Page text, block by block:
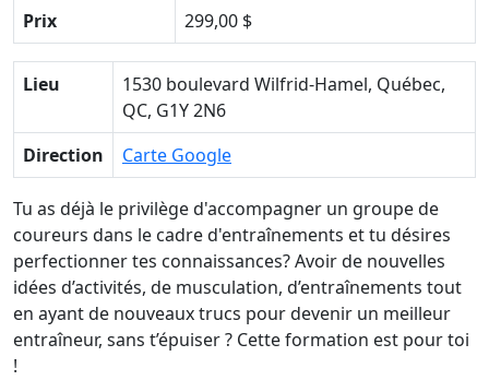
Prix
299,00 $
Lieu
1530 boulevard Wilfrid-Hamel, Québec,
QC, G1Y 2N6
Direction
Carte Google
Tu as déjà le privilège d'accompagner un groupe de
coureurs dans le cadre d'entraînements et tu désires
perfectionner tes connaissances? Avoir de nouvelles
idées d’activités, de musculation, d’entraînements tout
en ayant de nouveaux trucs pour devenir un meilleur
entraîneur, sans t’épuiser ? Cette formation est pour toi
!